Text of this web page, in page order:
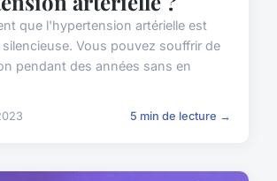
que l'hypertension artérielle est
silencieuse. Vous pouvez souffrir de
pendant des années sans en
5 min de lecture →